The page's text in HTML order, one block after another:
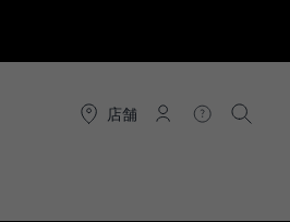
店舗
接続 ヘルプ検索